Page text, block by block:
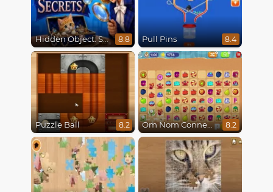
Hidden Object: Street Of Secrets 8.8 Pull Pins 8.4
Puzzle Ball 8.2 Om Nom Connect Classic 8.2